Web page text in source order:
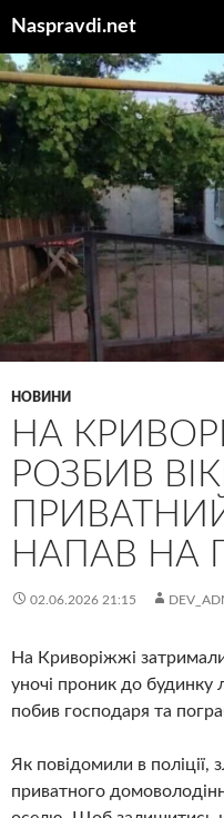
вмісту
Naspravdi.net
НОВИНИ
НА
РОЗБИВ
НАПАВ НА
02.06.2026 21:15
На Криворіжжі
уночі проник до будинку
побив господаря та
Як повідомили в поліції,
приватного